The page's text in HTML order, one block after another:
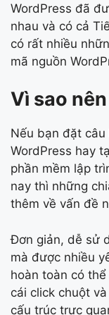
WordPress đã
nhau và có cả
có rất nhiều
mã nguồn
Vì sao
Nếu bạn đặt
WordPress hay
phần mềm lập
nay thì những
thêm về vấn đề
Đơn giản, dễ sử
mà được nhiều
hoàn toàn có
cái click chuột
cấu trúc trực